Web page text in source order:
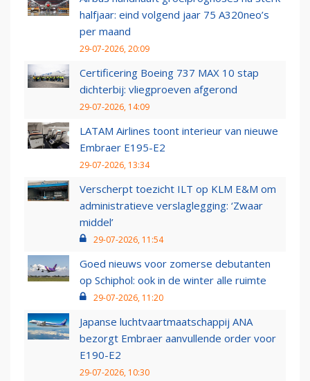
halfjaar: eind volgend jaar 75 A320neo’s
per maand
29-07-2026, 20:09
Certificering Boeing 737 MAX 10 stap
dichterbij: vliegproeven afgerond
29-07-2026, 14:09
LATAM Airlines toont interieur van nieuwe
Embraer E195-E2
29-07-2026, 13:34
Verscherpt toezicht ILT op KLM E&M om
administratieve verslaglegging: ‘Zwaar
middel’
29-07-2026, 11:54
Goed nieuws voor zomerse debutanten
op Schiphol: ook in de winter alle ruimte
29-07-2026, 11:20
Japanse luchtvaartmaatschappij ANA
bezorgt Embraer aanvullende order voor
E190-E2
29-07-2026, 10:30